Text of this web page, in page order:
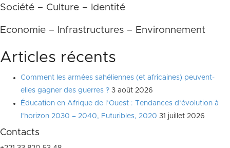
Société – Culture – Identité
Economie – Infrastructures – Environnement
Articles récents
Comment les armées sahéliennes (et africaines) peuvent-
elles gagner des guerres ? 3 août 2026
Éducation en Afrique de l’Ouest : Tendances d’évolution à
l’horizon 2030 – 2040, Futuribles, 2020 31 juillet 2026
Contacts